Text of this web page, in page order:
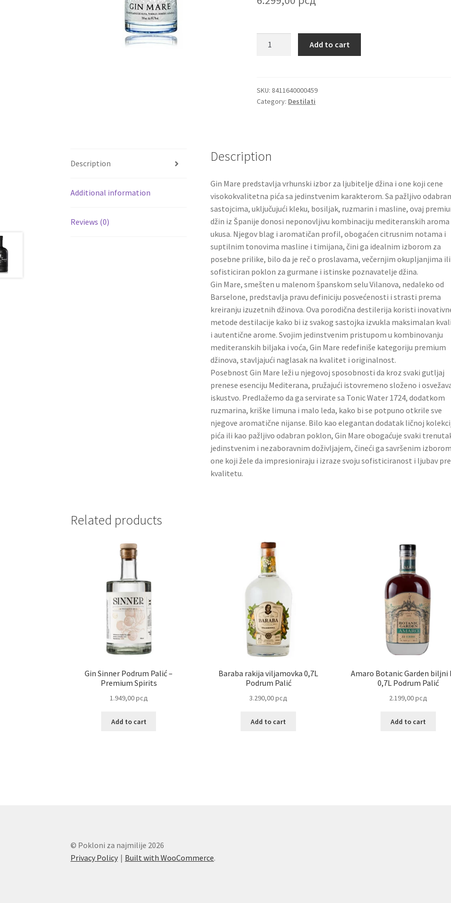
iz
Španije
i
quantity
Add to cart
SKU: 8411640000459
Category: Destilati
Description
Additional information
Reviews (0)
Description
Gin Mare predstavlja vrhunski izbor za ljubitelje džina i one koji cene
visokokvalitetna pića sa jedinstvenim karakterom. Sa pažljivo
sastojcima, uključujući kleku, bosiljak, ruzmarin i masline, ovaj
džin iz Španije donosi neponovljivu kombinaciju mediteranskih aroma
ukusa. Njegov blag i aromatičan profil, obogaćen citrusnim notama i
suptilnim tonovima masline i timijana, čini ga idealnim izborom za
posebne prilike, bilo da je reč o proslavama, večernjim okupljanjima
sofisticiran poklon za gurmane i istinske poznavatelje džina.
Gin Mare, smešten u malenom španskom selu Vilanova, nedaleko od
Barselone, predstavlja pravu definiciju posvećenosti i strasti prema
kreiranju izuzetnih džinova. Ova porodična destilerija koristi
metode destilacije kako bi iz svakog sastojka izvukla maksimalan
i autentične arome. Svojim jedinstvenim pristupom u kombinovanju
mediteranskih biljaka i voća, Gin Mare redefiniše kategoriju premium
džinova, stavljajući naglasak na kvalitet i originalnost.
Posebnost Gin Mare leži u njegovoj sposobnosti da kroz svaki gutljaj
prenese esenciju Mediterana, pružajući istovremeno složeno i
iskustvo. Predlažemo da ga servirate sa Tonic Water 1724, dodatkom
ruzmarina, kriške limuna i malo leda, kako bi se potpuno otkrile sve
njegove aromatične nijanse. Bilo kao elegantan dodatak ličnoj
pića ili kao pažljivo odabran poklon, Gin Mare obogaćuje svaki
jedinstvenim i nezaboravnim doživljajem, čineći ga savršenim
one koji žele da impresioniraju i izraze svoju sofisticiranost i ljubav
kvalitetu.
Related products
Gin Sinner Podrum Palić –
Premium Spirits
1.949,00рсд
Add to cart
Baraba rakija viljamovka 0,7L
Podrum Palić
3.290,00рсд
Add to cart
Amaro Botanic Garden biljni
0,7L Podrum Palić
2.199,00рсд
Add to cart
© Pokloni za najmilije 2026
Privacy Policy
Built with WooCommerce.